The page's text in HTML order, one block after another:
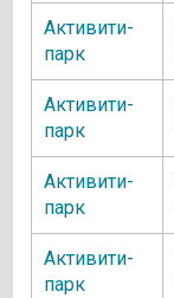
Активити-
парк
Активити-
парк
Активити-
парк
Активити-
парк